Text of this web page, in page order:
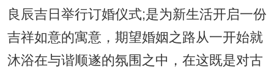
良辰吉日举行订婚仪式;是为新生活开启一份
吉祥如意的寓意，期望婚姻之路从一开始就
沐浴在与谐顺遂的氛围之中，在这既是对古